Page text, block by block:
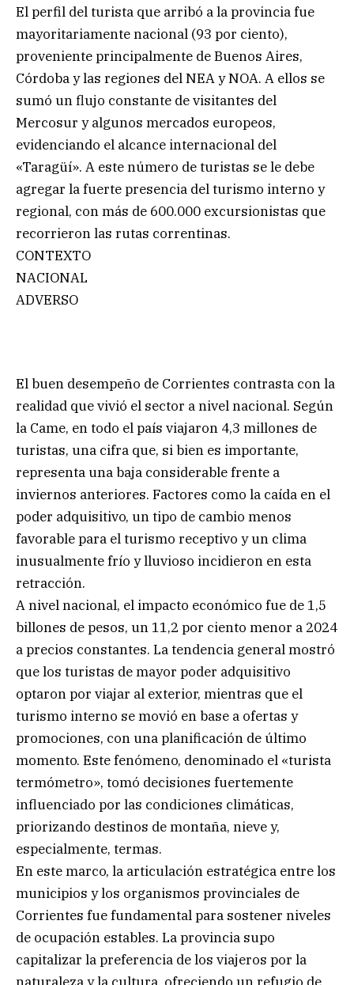
El perfil del turista que arribó a la provincia fue
mayoritariamente nacional (93 por ciento),
proveniente principalmente de Buenos Aires,
Córdoba y las regiones del NEA y NOA. A ellos se
sumó un flujo constante de visitantes del
Mercosur y algunos mercados europeos,
evidenciando el alcance internacional del
«Taragüí». A este número de turistas se le debe
agregar la fuerte presencia del turismo interno y
regional, con más de 600.000 excursionistas que
recorrieron las rutas correntinas.
CONTEXTO
NACIONAL
ADVERSO
El buen desempeño de Corrientes contrasta con la
realidad que vivió el sector a nivel nacional. Según
la Came, en todo el país viajaron 4,3 millones de
turistas, una cifra que, si bien es importante,
representa una baja considerable frente a
inviernos anteriores. Factores como la caída en el
poder adquisitivo, un tipo de cambio menos
favorable para el turismo receptivo y un clima
inusualmente frío y lluvioso incidieron en esta
retracción.
A nivel nacional, el impacto económico fue de 1,5
billones de pesos, un 11,2 por ciento menor a 2024
a precios constantes. La tendencia general mostró
que los turistas de mayor poder adquisitivo
optaron por viajar al exterior, mientras que el
turismo interno se movió en base a ofertas y
promociones, con una planificación de último
momento. Este fenómeno, denominado el «turista
termómetro», tomó decisiones fuertemente
influenciado por las condiciones climáticas,
priorizando destinos de montaña, nieve y,
especialmente, termas.
En este marco, la articulación estratégica entre los
municipios y los organismos provinciales de
Corrientes fue fundamental para sostener niveles
de ocupación estables. La provincia supo
capitalizar la preferencia de los viajeros por la